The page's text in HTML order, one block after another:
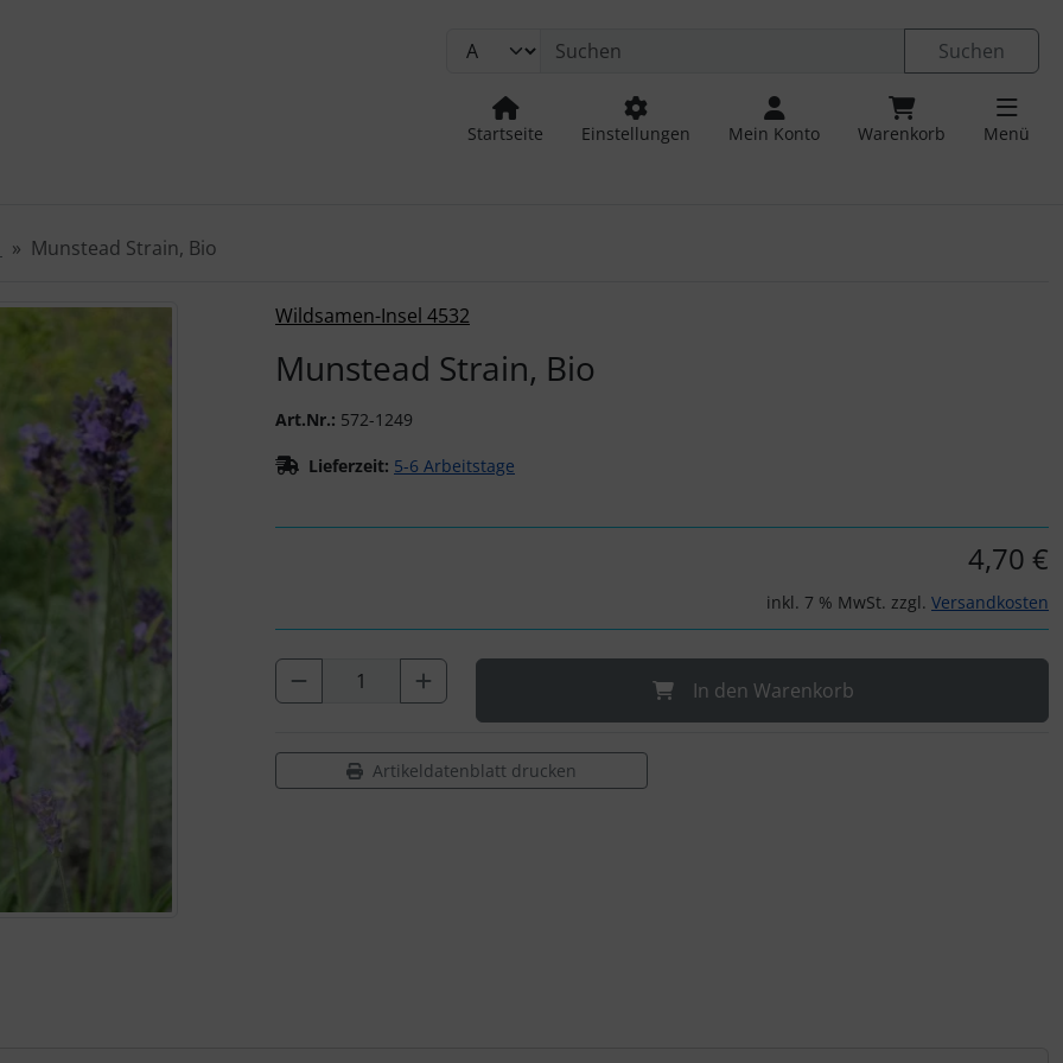
Suchen
Startseite Einstellungen Mein Konto Warenkorb Menü
Munstead Strain, Bio
Wildsamen-Insel 4532
Munstead Strain, Bio
Art.Nr.: 572-1249
Lieferzeit: 5-6 Arbeitstage
" und "Vor-Button" nutzen, um zwischen den Bildern zu navigieren. Zum Vergrößern klicken Sie auf das Bild.
4,70 €
inkl. 7 % MwSt. zzgl. Versandkosten
In den Warenkorb
Artikeldatenblatt drucken